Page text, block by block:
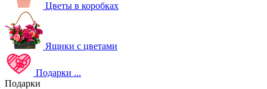
Цветы в коробках
Ящики с цветами
Подарки ...
Подарки